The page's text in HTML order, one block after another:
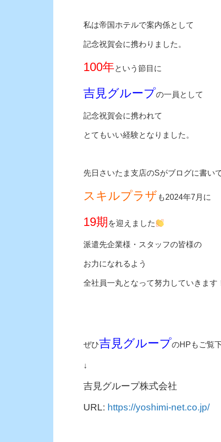
私は帝国ホテルで案内係として
記念祝賀会に携わりました。
100年という節目に
吉見グループの一員として
記念祝賀会に携われて
とてもいい経験となりました。
先日さいたま支店のSがブログに書い
スキルプラザ も2024年7月に
19期 を迎えました
派遣先企業様・スタッフの皆様の
お力になれるよう
全社員一丸となって努力していきます
ぜひ吉見グループのHPもご覧
↓
吉見グループ株式会社
URL: https://yoshimi-net.co.jp/